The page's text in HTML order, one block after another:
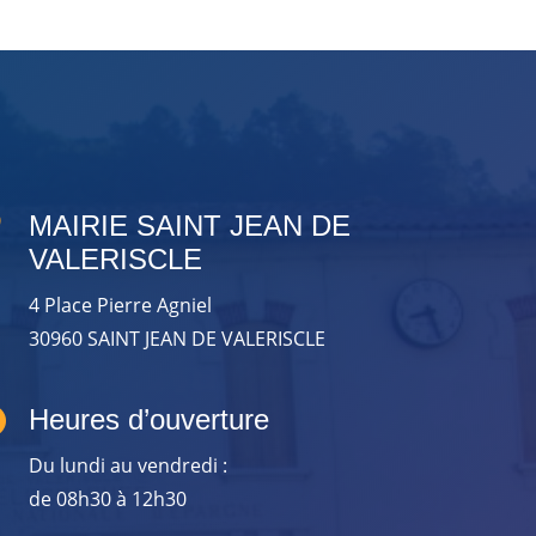
MAIRIE SAINT JEAN DE
VALERISCLE
4 Place Pierre Agniel
30960 SAINT JEAN DE VALERISCLE
Heures d’ouverture
Du lundi au vendredi :
de 08h30 à 12h30